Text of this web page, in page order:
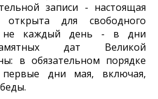
записи - настоящая
открыта для свободного
не каждый день - в дни
дат Великой
в обязательном порядке
дни мая, включая,